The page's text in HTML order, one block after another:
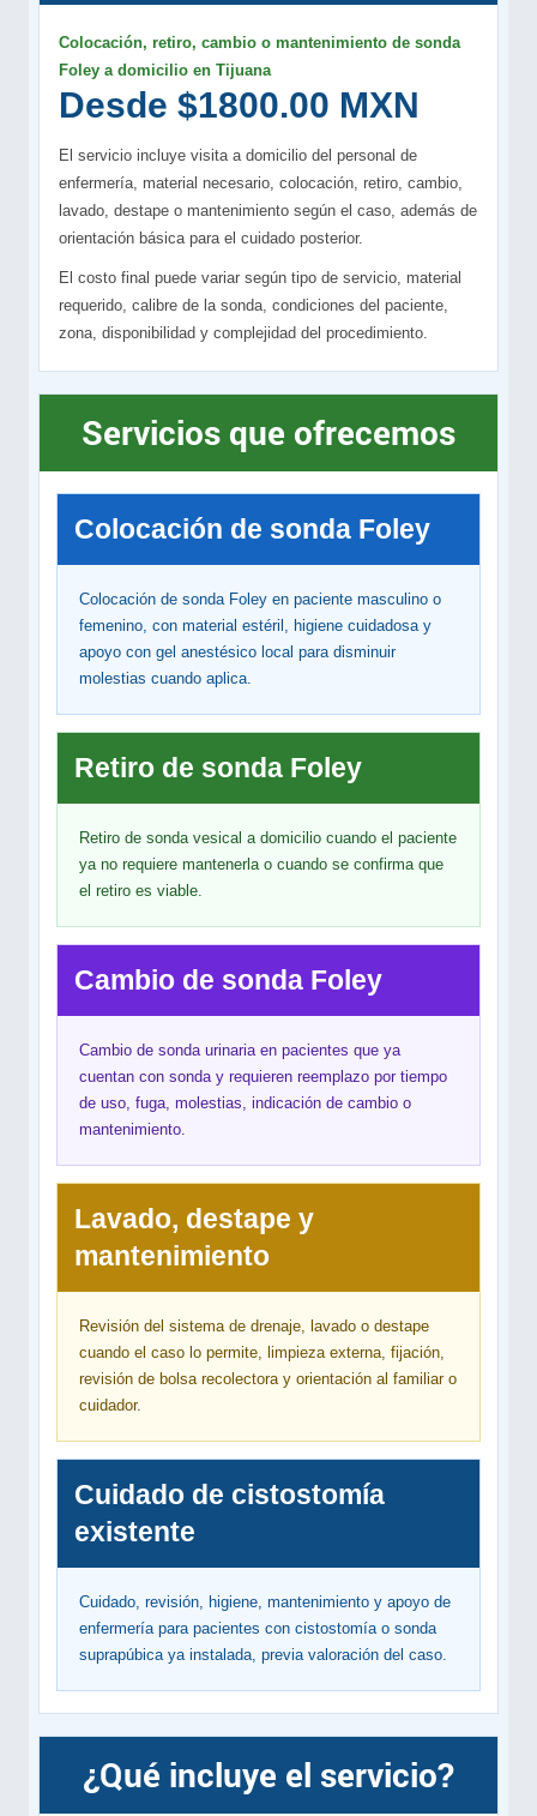
Colocación, retiro, cambio o mantenimiento de sonda
Foley a domicilio en Tijuana
Desde $1800.00 MXN
El servicio incluye visita a domicilio del personal de
enfermería, material necesario, colocación, retiro, cambio,
lavado, destape o mantenimiento según el caso, además de
orientación básica para el cuidado posterior.
El costo final puede variar según tipo de servicio, material
requerido, calibre de la sonda, condiciones del paciente,
zona, disponibilidad y complejidad del procedimiento.
Servicios que ofrecemos
Colocación de sonda Foley
Colocación de sonda Foley en paciente masculino o
femenino, con material estéril, higiene cuidadosa y
apoyo con gel anestésico local para disminuir
molestias cuando aplica.
Retiro de sonda Foley
Retiro de sonda vesical a domicilio cuando el paciente
ya no requiere mantenerla o cuando se confirma que
el retiro es viable.
Cambio de sonda Foley
Cambio de sonda urinaria en pacientes que ya
cuentan con sonda y requieren reemplazo por tiempo
de uso, fuga, molestias, indicación de cambio o
mantenimiento.
Lavado, destape y
mantenimiento
Revisión del sistema de drenaje, lavado o destape
cuando el caso lo permite, limpieza externa, fijación,
revisión de bolsa recolectora y orientación al familiar o
cuidador.
Cuidado de cistostomía
existente
Cuidado, revisión, higiene, mantenimiento y apoyo de
enfermería para pacientes con cistostomía o sonda
suprapúbica ya instalada, previa valoración del caso.
¿Qué incluye el servicio?